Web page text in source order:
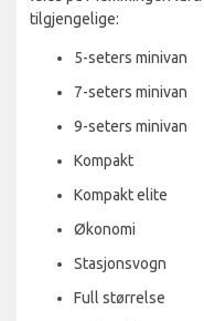
tilgjengelige:
5-seters minivan
7-seters minivan
9-seters minivan
Kompakt
Kompakt elite
Økonomi
Stasjonsvogn
Full størrelse